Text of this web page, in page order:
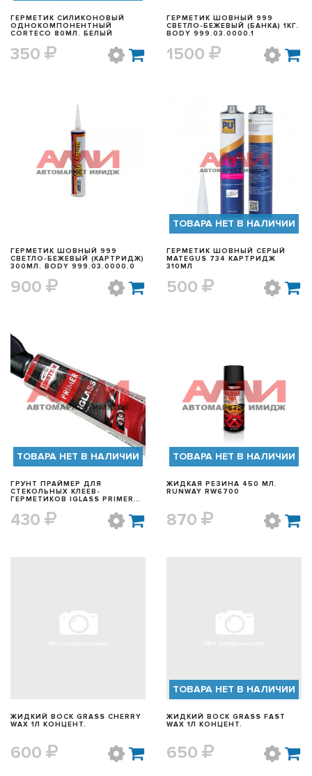
ГЕРМЕТИК СИЛИКОНОВЫЙ
ОДНОКОМПОНЕНТНЫЙ
CORTECO 80МЛ. БЕЛЫЙ
350
ГЕРМЕТИК ШОВНЫЙ 999
СВЕТЛО-БЕЖЕВЫЙ (БАНКА) 1КГ.
BODY 999.03.0000.1
1500
БЫСТРЫЙ ПРОСМОТР
ГЕРМЕТИК ШОВНЫЙ 999
СВЕТЛО-БЕЖЕВЫЙ (КАРТРИДЖ)
300МЛ. BODY 999.03.0000.0
900
БЫСТРЫЙ ПРОСМОТР
ТОВАРА НЕТ В НАЛИЧИИ
ГЕРМЕТИК ШОВНЫЙ СЕРЫЙ
MATEGUS 734 КАРТРИДЖ
310МЛ
500
БЫСТРЫЙ ПРОСМОТР
ТОВАРА НЕТ В НАЛИЧИИ
ГРУНТ ПРАЙМЕР ДЛЯ
СТЕКОЛЬНЫХ КЛЕЕВ-
ГЕРМЕТИКОВ IGLASS PRIMER
430
БЫСТРЫЙ ПРОСМОТР
ТОВАРА НЕТ В НАЛИЧИИ
ЖИДКАЯ РЕЗИНА 450 МЛ.
RUNWAY RW6700
870
ЖИДКИЙ ВОСК GRASS CHERRY
WAX 1Л КОНЦЕНТ.
600
ТОВАРА НЕТ В НАЛИЧИИ
ЖИДКИЙ ВОСК GRASS FAST
WAX 1Л КОНЦЕНТ.
650